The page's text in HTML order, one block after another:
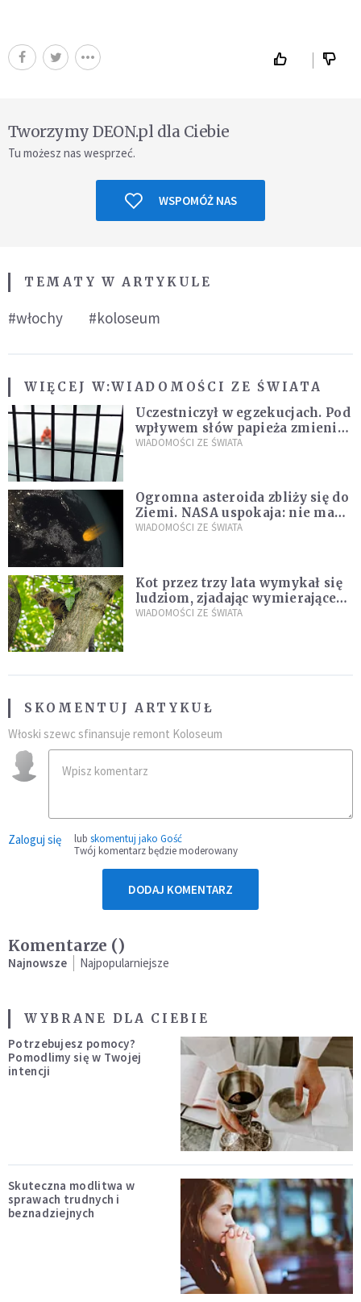
Tworzymy DEON.pl dla Ciebie
Tu możesz nas wesprzeć.
WSPOMÓŻ NAS
TEMATY W ARTYKULE
#włochy #koloseum
WIĘCEJ W:WIADOMOŚCI ZE ŚWIATA
Uczestniczył w egzekucjach. Pod
wpływem słów papieża zmienił
zdanie
WIADOMOŚCI ZE ŚWIATA
Ogromna asteroida zbliży się do
Ziemi. NASA uspokaja: nie ma
zagrożenia
WIADOMOŚCI ZE ŚWIATA
Kot przez trzy lata wymykał się
ludziom, zjadając wymierające
kaczki. W końcu popełnił
WIADOMOŚCI ZE ŚWIATA
SKOMENTUJ ARTYKUŁ
Włoski szewc sfinansuje remont Koloseum
Zaloguj się lub skomentuj jako Gość
Twój komentarz będzie moderowany
DODAJ KOMENTARZ
Komentarze ()
Najnowsze Najpopularniejsze
WYBRANE DLA CIEBIE
Potrzebujesz pomocy?
Pomodlimy się w Twojej
intencji
Skuteczna modlitwa w
sprawach trudnych i
beznadziejnych